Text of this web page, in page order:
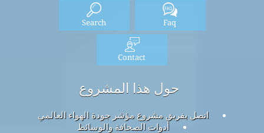
Faq
Search
Contact
حول هذا المشروع
اتصل بفريق مشروع مؤشر جودة الهواء العالمي
أدوات الصحافة والوسائط